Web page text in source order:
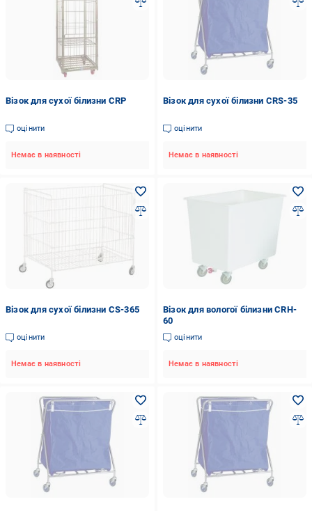
Візок для сухої білизни CRP
оцінити
Немає в наявності
Візок для сухої білизни CRS-35
оцінити
Немає в наявності
Візок для сухої білизни CS-365
оцінити
Немає в наявності
Візок для вологої білизни CRH-
60
оцінити
Немає в наявності